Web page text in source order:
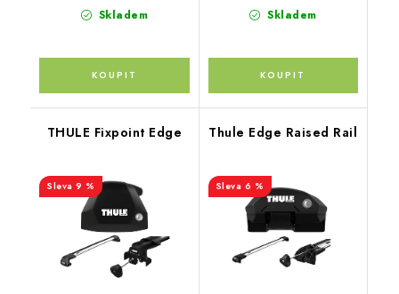
Skladem Skladem
THULE Fixpoint Edge
9 %
Thule Edge Raised Rail
6 %